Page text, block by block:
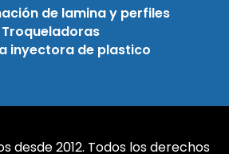
de lamina y perfiles
Troqueladoras
inyectora de plastico
desde 2012. Todos los derechos